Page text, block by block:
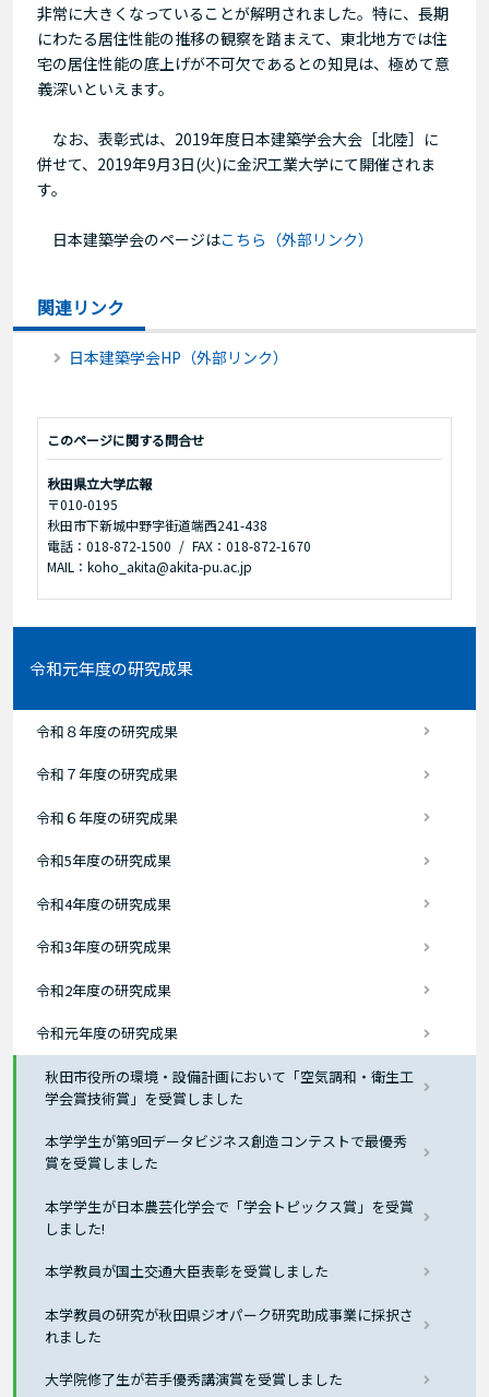
非常に大きくなっていることが解明されました。特に、長期
にわたる居住性能の推移の観察を踏まえて、東北地方では住
宅の居住性能の底上げが不可欠であるとの知見は、極めて意
義深いといえます。
なお、表彰式は、2019年度日本建築学会大会［北陸］に
併せて、2019年9月3日(火)に金沢工業大学にて開催されま
す。
日本建築学会のページはこちら（外部リンク）
関連リンク
日本建築学会HP（外部リンク）
このページに関する問合せ
秋田県立大学広報
〒010-0195
秋田市下新城中野字街道端西241-438
電話：018-872-1500
FAX：018-872-1670
MAIL：koho_akita@akita-pu.ac.jp
令和元年度の研究成果
令和８年度の研究成果
令和７年度の研究成果
令和６年度の研究成果
令和5年度の研究成果
令和4年度の研究成果
令和3年度の研究成果
令和2年度の研究成果
令和元年度の研究成果
秋田市役所の環境・設備計画において「空気調和・衛生工
学会賞技術賞」を受賞しました
本学学生が第9回データビジネス創造コンテストで最優秀
賞を受賞しました
本学学生が日本農芸化学会で「学会トピックス賞」を受賞
しました!
本学教員が国土交通大臣表彰を受賞しました
本学教員の研究が秋田県ジオパーク研究助成事業に採択さ
れました
大学院修了生が若手優秀講演賞を受賞しました